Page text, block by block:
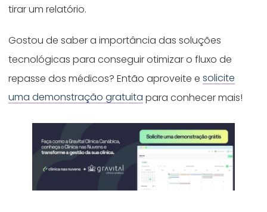
tirar um relatório.
Gostou de saber a importância das soluções
tecnológicas para conseguir otimizar o fluxo de
repasse dos médicos? Então aproveite esolicite
uma demonstração gratuita para conhecer mais!